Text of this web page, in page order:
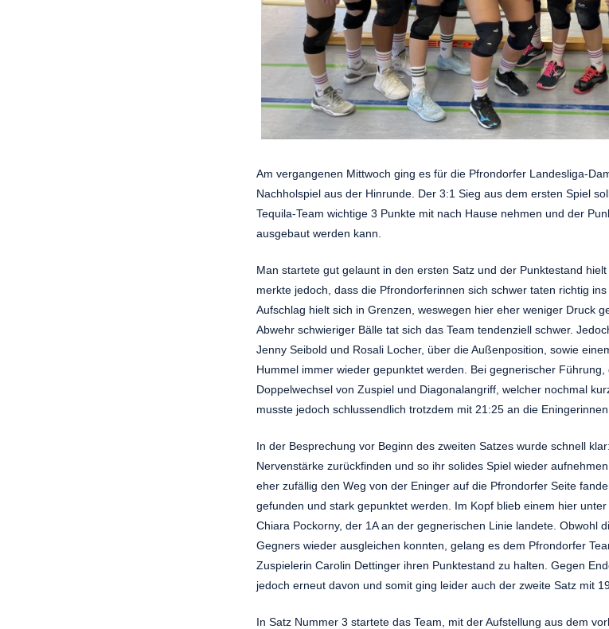
Am vergangenen Mittwoch ging es für die Pfrondorfer Landesliga-
Nachholspiel aus der Hinrunde. Der 3:1 Sieg aus dem ersten Spiel
Tequila-Team wichtige 3 Punkte mit nach Hause nehmen und der
ausgebaut werden kann.
Man startete gut gelaunt in den ersten Satz und der Punktestand
merkte jedoch, dass die Pfrondorferinnen sich schwer taten richtig
Aufschlag hielt sich in Grenzen, weswegen hier eher weniger Druck
Abwehr schwieriger Bälle tat sich das Team tendenziell schwer.
Jenny Seibold und Rosali Locher, über die Außenposition, sowie
Hummel immer wieder gepunktet werden. Bei gegnerischer
Doppelwechsel von Zuspiel und Diagonalangriff, welcher nochmal
musste jedoch schlussendlich trotzdem mit 21:25 an die
In der Besprechung vor Beginn des zweiten Satzes wurde schnell
Nervenstärke zurückfinden und so ihr solides Spiel wieder
eher zufällig den Weg von der Eninger auf die Pfrondorfer Seite
gefunden und stark gepunktet werden. Im Kopf blieb einem hier
Chiara Pockorny, der 1A an der gegnerischen Linie landete. Obwohl
Gegners wieder ausgleichen konnten, gelang es dem Pfrondorfer
Zuspielerin Carolin Dettinger ihren Punktestand zu halten. Gegen
jedoch erneut davon und somit ging leider auch der zweite Satz mit
In Satz Nummer 3 startete das Team, mit der Aufstellung aus dem